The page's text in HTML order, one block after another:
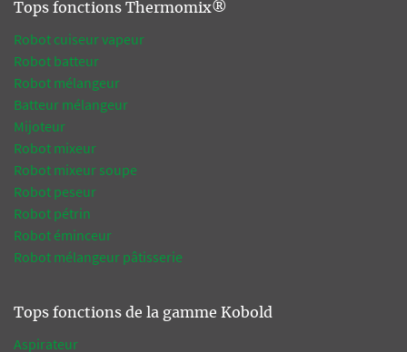
Tops fonctions Thermomix®
Robot cuiseur vapeur
Robot batteur
Robot mélangeur
Batteur mélangeur
Mijoteur
Robot mixeur
Robot mixeur soupe
Robot peseur
Robot pétrin
Robot éminceur
Robot mélangeur pâtisserie
Tops fonctions de la gamme Kobold
Aspirateur